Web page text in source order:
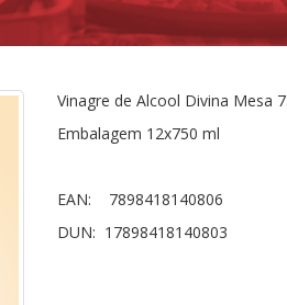
Vinagre de Alcool Divina Mesa
Embalagem 12x750 ml
EAN: 7898418140806
DUN: 17898418140803